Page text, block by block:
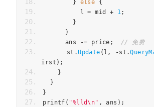
}
else
{
l = mid + 1;
}
}
ans
-= price ;
// 免费
st .Update ( l , -st .
irst );
}
}
}
printf ( "%lld\n" , ans );